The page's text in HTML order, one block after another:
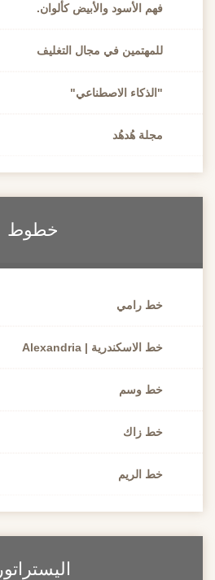
فهم الأسود والأبيض كألوان.
للمهتمين في مجال التغليف
"الذكاء الاصطناعي"
مجلة هُدهُد
خطوط
خط رامي
خط الاسكندرية | Alexandria
خط وسم
خط زاك
خط الريم
اليستراتور